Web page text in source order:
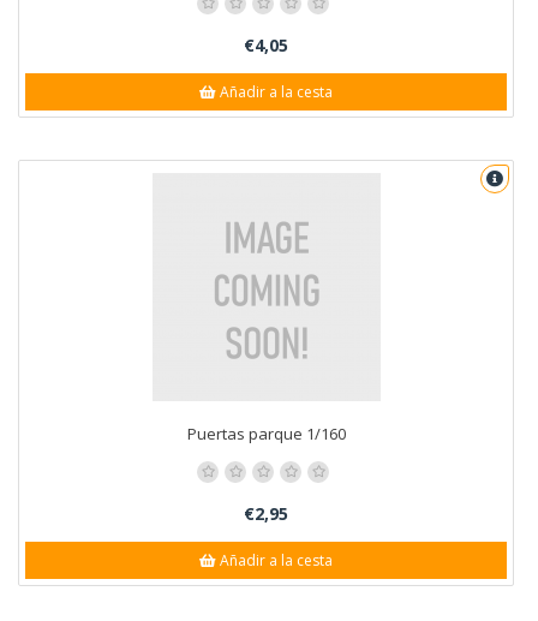
€4,05
Añadir a la cesta
Puertas parque 1/160
€2,95
Añadir a la cesta